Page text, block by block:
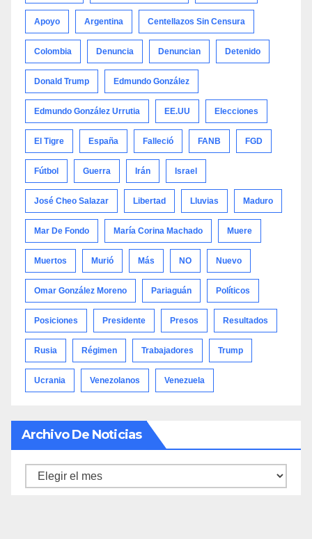
Apoyo Argentina Centellazos Sin Censura
Colombia Denuncia Denuncian Detenido
Donald Trump Edmundo González
Edmundo González Urrutia EE.UU Elecciones
El Tigre España Falleció FANB FGD
Fútbol Guerra Irán Israel
José Cheo Salazar Libertad Lluvias Maduro
Mar De Fondo María Corina Machado Muere
Muertos Murió Más NO Nuevo
Omar González Moreno Pariaguán Políticos
Posiciones Presidente Presos Resultados
Rusia Régimen Trabajadores Trump
Ucrania Venezolanos Venezuela
Archivo De Noticias
Archivo